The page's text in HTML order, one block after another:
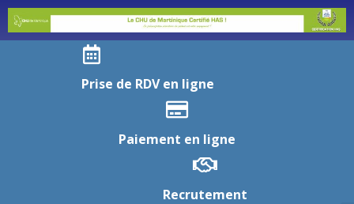
Prise de RDV en ligne
Paiement en ligne
Recrutement